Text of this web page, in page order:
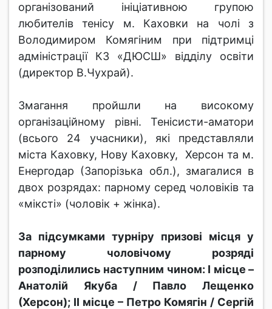
організований ініціативною групою
любителів тенісу м. Каховки на чолі з
Володимиром Комягіним при підтримці
адміністрації КЗ «ДЮСШ» відділу освіти
(директор В.Чухрай).
Змагання пройшли на високому
організаційному рівні. Тенісисти-аматори
(всього 24 учасники), які представляли
міста Каховку, Нову Каховку, Херсон та м.
Енергодар (Запорізька обл.), змагалися в
двох розрядах: парному серед чоловіків та
«міксті» (чоловік + жінка).
За підсумками турніру призові місця у
парному чоловічому розряді
розподілились наступним чином: І місце –
Анатолій Якуба / Павло Лещенко
(Херсон); ІІ місце – Петро Комягін / Сергій